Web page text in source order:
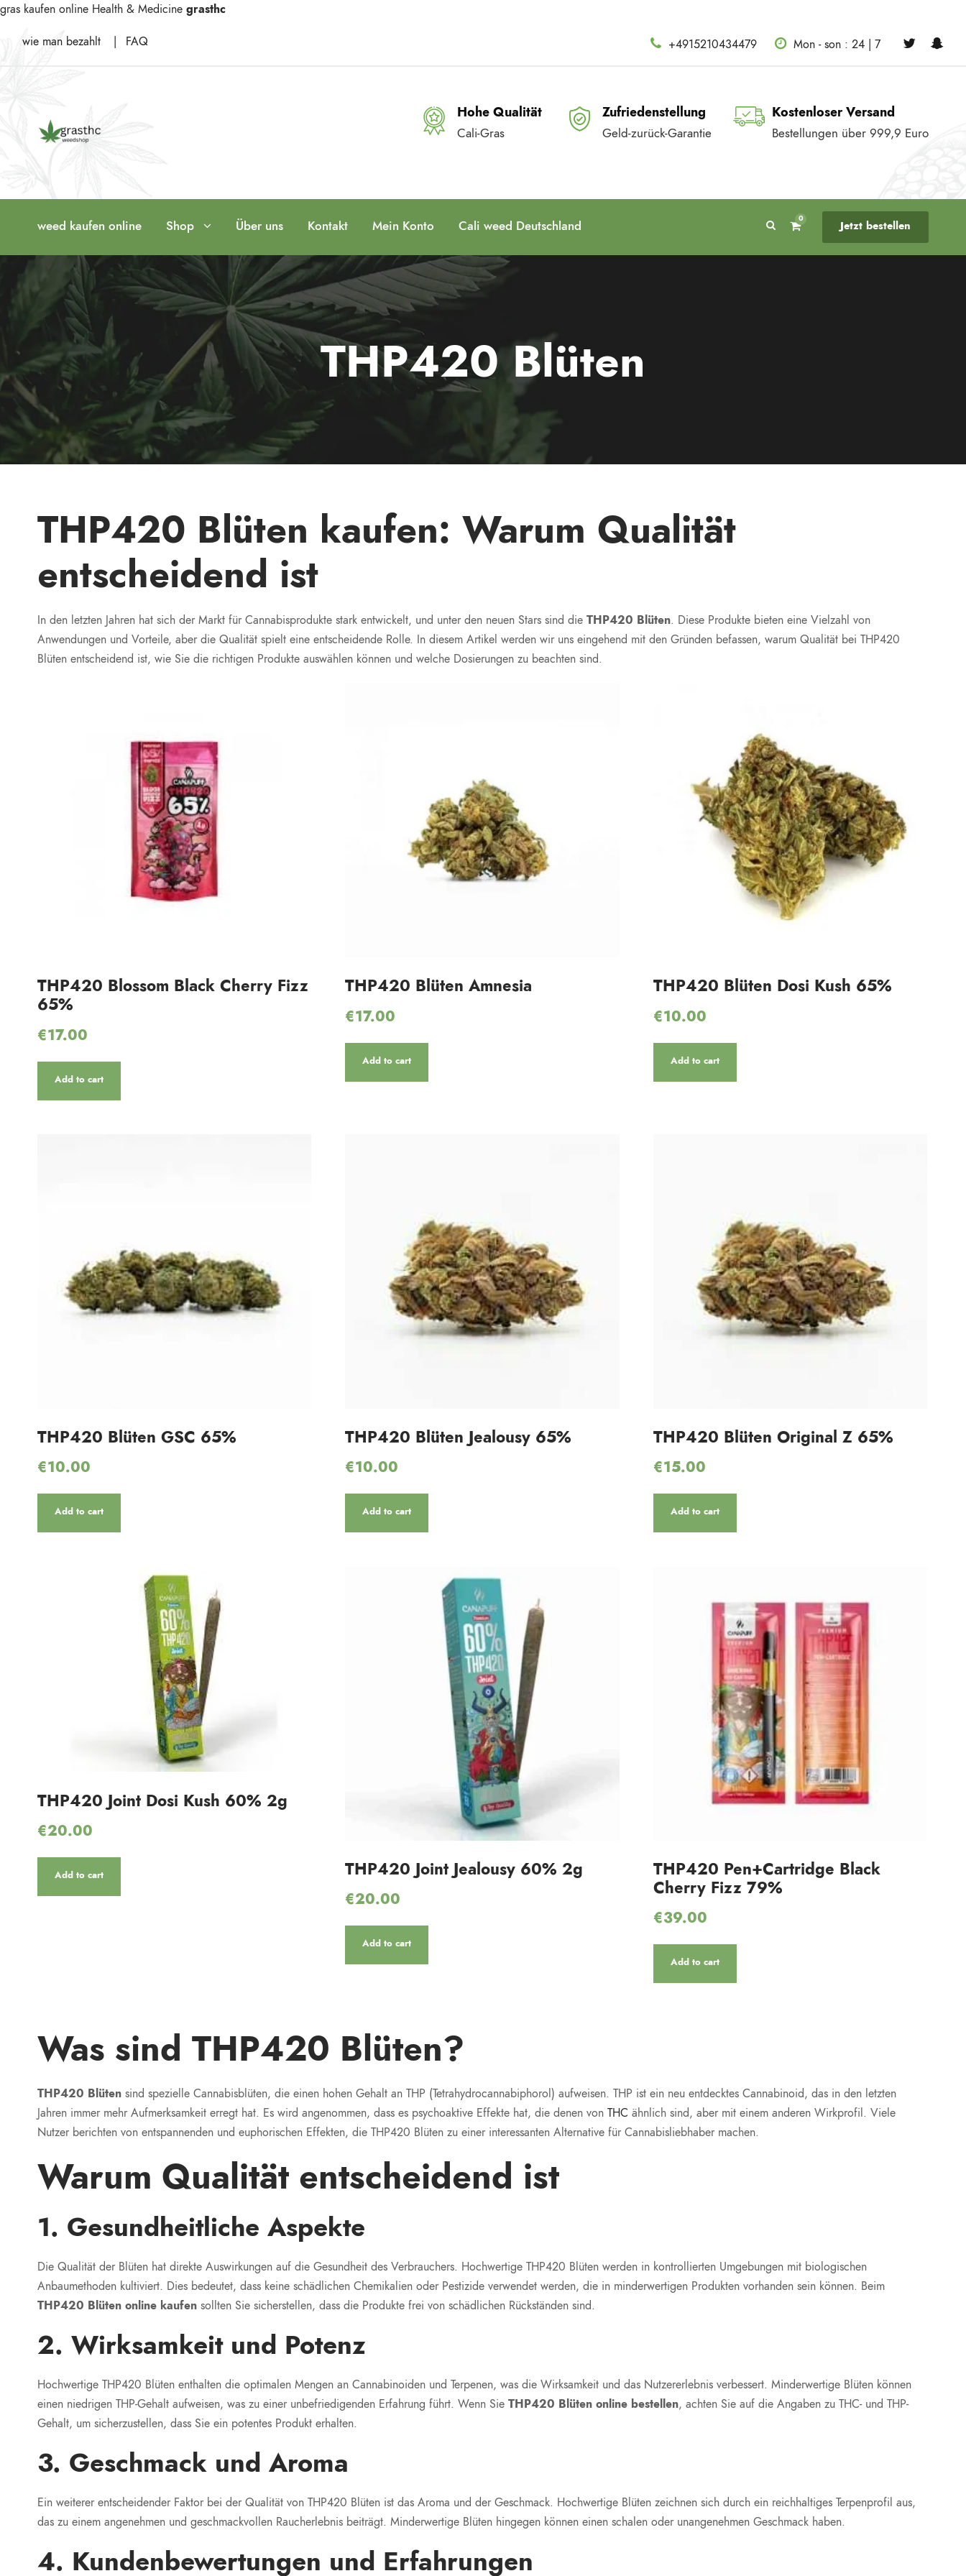
gras kaufen online Health & Medicine grasthc
wie man bezahlt FAQ +4915210434479 Mon - son : 24 | 7
Hohe Qualität
Cali-Gras
Zufriedenstellung
Geld-zurück-Garantie
Kostenloser Versand
Bestellungen über 999,9 Euro
weed kaufen online Shop Über uns Kontakt Mein Konto Cali weed Deutschland 0 Jetzt bestellen
THP420 Blüten
THP420 Blüten kaufen: Warum Qualität
entscheidend ist
In den letzten Jahren hat sich der Markt für Cannabisprodukte stark entwickelt, und unter den neuen Stars sind die THP420 Blüten. Diese Produkte bieten eine Vielzahl von
Anwendungen und Vorteile, aber die Qualität spielt eine entscheidende Rolle. In diesem Artikel werden wir uns eingehend mit den Gründen befassen, warum Qualität bei THP420
Blüten entscheidend ist, wie Sie die richtigen Produkte auswählen können und welche Dosierungen zu beachten sind.
THP420 Blossom Black Cherry Fizz
65%
€17.00
Add to cart
THP420 Blüten Amnesia
€17.00
Add to cart
THP420 Blüten Dosi Kush 65%
€10.00
Add to cart
THP420 Blüten GSC 65%
€10.00
Add to cart
THP420 Blüten Jealousy 65% ​​
€10.00
Add to cart
THP420 Blüten Original Z 65%
€15.00
Add to cart
THP420 Joint Dosi Kush 60% 2g
€20.00
Add to cart THP420 Joint Jealousy 60% 2g
€20.00
Add to cart
THP420 Pen+Cartridge Black
Cherry Fizz 79%
€39.00
Add to cart
Was sind THP420 Blüten?
THP420 Blüten sind spezielle Cannabisblüten, die einen hohen Gehalt an THP (Tetrahydrocannabiphorol) aufweisen. THP ist ein neu entdecktes Cannabinoid, das in den letzten
Jahren immer mehr Aufmerksamkeit erregt hat. Es wird angenommen, dass es psychoaktive Effekte hat, die denen von THC ähnlich sind, aber mit einem anderen Wirkprofil. Viele
Nutzer berichten von entspannenden und euphorischen Effekten, die THP420 Blüten zu einer interessanten Alternative für Cannabisliebhaber machen.
Warum Qualität entscheidend ist
1. Gesundheitliche Aspekte
Die Qualität der Blüten hat direkte Auswirkungen auf die Gesundheit des Verbrauchers. Hochwertige THP420 Blüten werden in kontrollierten Umgebungen mit biologischen
Anbaumethoden kultiviert. Dies bedeutet, dass keine schädlichen Chemikalien oder Pestizide verwendet werden, die in minderwertigen Produkten vorhanden sein können. Beim
THP420 Blüten online kaufen sollten Sie sicherstellen, dass die Produkte frei von schädlichen Rückständen sind.
2. Wirksamkeit und Potenz
Hochwertige THP420 Blüten enthalten die optimalen Mengen an Cannabinoiden und Terpenen, was die Wirksamkeit und das Nutzererlebnis verbessert. Minderwertige Blüten können
einen niedrigen THP-Gehalt aufweisen, was zu einer unbefriedigenden Erfahrung führt. Wenn Sie THP420 Blüten online bestellen, achten Sie auf die Angaben zu THC- und THP-
Gehalt, um sicherzustellen, dass Sie ein potentes Produkt erhalten.
3. Geschmack und Aroma
Ein weiterer entscheidender Faktor bei der Qualität von THP420 Blüten ist das Aroma und der Geschmack. Hochwertige Blüten zeichnen sich durch ein reichhaltiges Terpenprofil aus,
das zu einem angenehmen und geschmackvollen Raucherlebnis beiträgt. Minderwertige Blüten hingegen können einen schalen oder unangenehmen Geschmack haben.
4. Kundenbewertungen und Erfahrungen